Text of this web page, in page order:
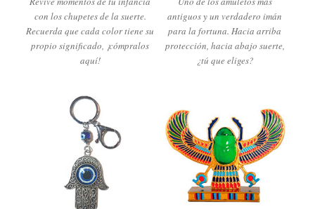
con los chupetes de la suerte.
Recuerda que cada color tiene su
propio significado, ¡cómpralos
aquí!
antiguos y un verdadero imán
para la fortuna. Hacia arriba
protección, hacia abajo suerte,
¿tú que eliges?